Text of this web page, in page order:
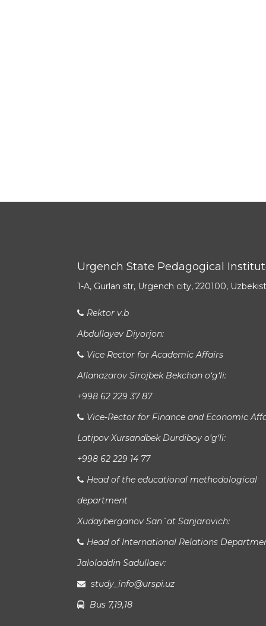
Urgench State Pedagogical
1-A, Gurlan str, Urgench city, 220100,
Rektor v.b
Abdullayev Diyorjon:
Vice Rector for Academic Affairs
Allanazarov Sirojbek Bekchan o‘g‘li:
+998 62 229 37 87
Vice-Rector for Finance and Economic
Latipov Xursandbek Durdiboy o‘g‘li:
+998 62 229 14 77
Head of the educational methodological
department
Xudayberganov San`at Sanjarovich:
Head of International Relations
Jaloladdin Sadullaev:
study_info@urspi.uz
Bus 7,19,18